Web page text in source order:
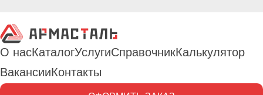
О насКаталогУслугиСправочникКалькулятор
ВакансииКонтакты